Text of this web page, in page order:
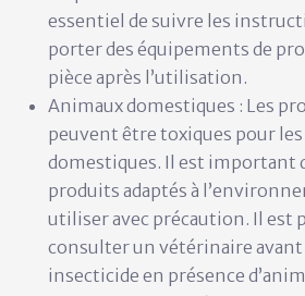
essentiel de suivre les
porter des équipements de
pièce après l’utilisation.
Animaux domestiques : Les
peuvent être toxiques pour
domestiques. Il est important
produits adaptés à
utiliser avec précaution. Il est
consulter un vétérinaire avant
insecticide en présence